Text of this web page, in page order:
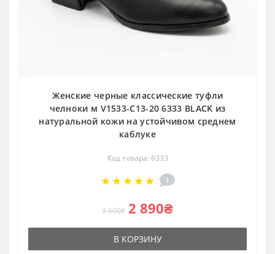
Женские черные классические туфли
челноки м V1533-C13-20 6333 BLACK из
натуральной кожи на устойчивом среднем
каблуке
Код товара: 6333
1
3 690₴ 2 890₴
В КОРЗИНУ